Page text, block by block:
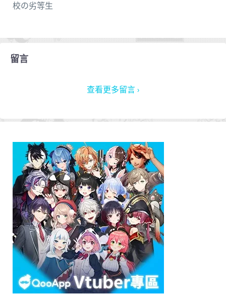
校の劣等生
留言
查看更多留言 ›